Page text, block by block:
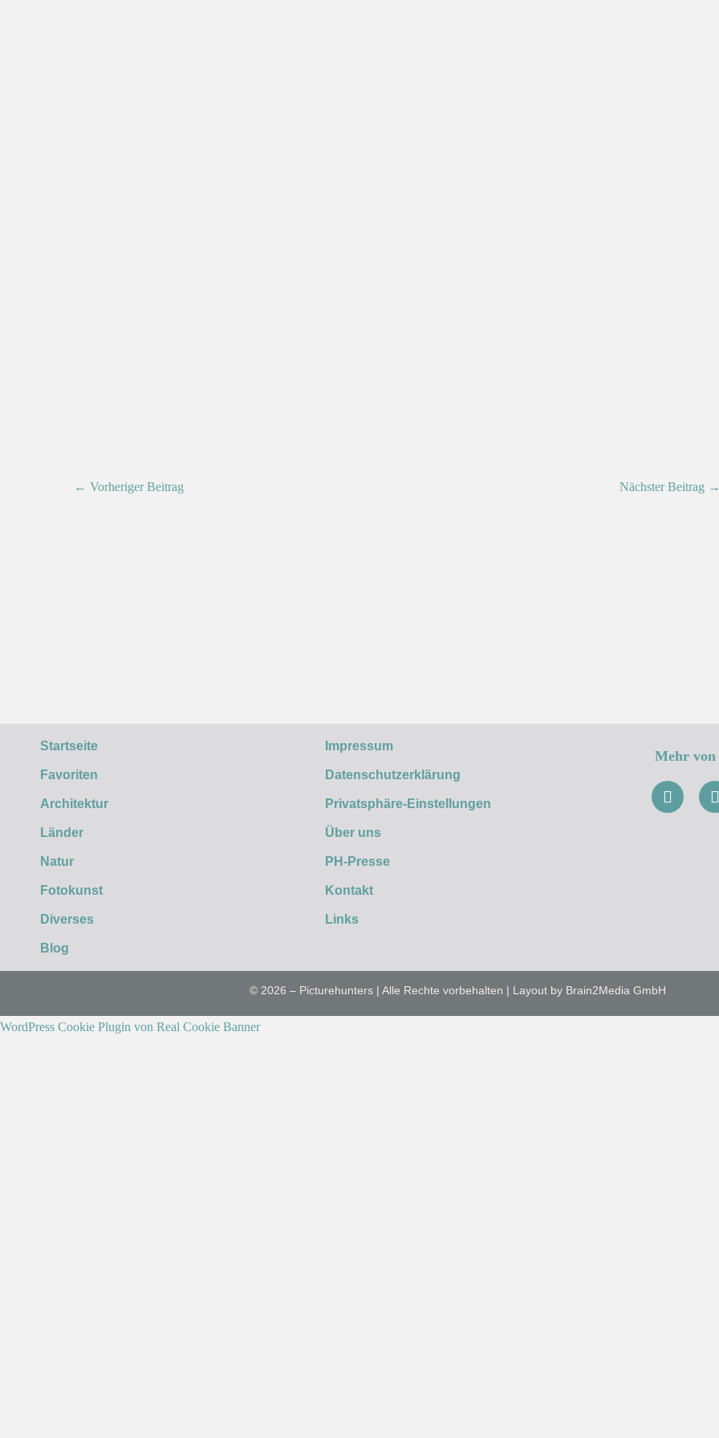
← Vorheriger Beitrag Nächster Beitrag →
Startseite
Favoriten
Architektur
Länder
Natur
Fotokunst
Diverses
Blog
Impressum
Datenschutzerklärung
Privatsphäre-Einstellungen
Über uns
PH-Presse
Kontakt
Links
Mehr von
© 2026 – Picturehunters | Alle Rechte vorbehalten | Layout by Brain2Media GmbH
WordPress Cookie Plugin von Real Cookie Banner